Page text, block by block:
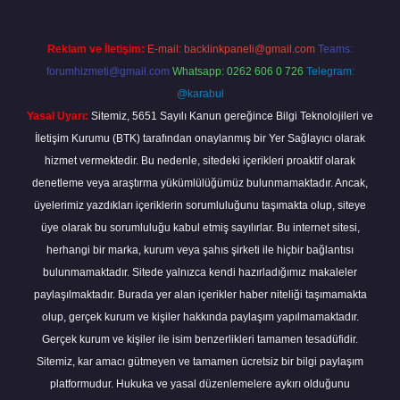
Reklam ve İletişim: E-mail: backlinkpaneli@gmail.com Teams:
forumhizmeti@gmail.com Whatsapp: 0262 606 0 726 Telegram:
@karabul
Yasal Uyarı: Sitemiz, 5651 Sayılı Kanun gereğince Bilgi Teknolojileri ve
İletişim Kurumu (BTK) tarafından onaylanmış bir Yer Sağlayıcı olarak
hizmet vermektedir. Bu nedenle, sitedeki içerikleri proaktif olarak
denetleme veya araştırma yükümlülüğümüz bulunmamaktadır. Ancak,
üyelerimiz yazdıkları içeriklerin sorumluluğunu taşımakta olup, siteye
üye olarak bu sorumluluğu kabul etmiş sayılırlar. Bu internet sitesi,
herhangi bir marka, kurum veya şahıs şirketi ile hiçbir bağlantısı
bulunmamaktadır. Sitede yalnızca kendi hazırladığımız makaleler
paylaşılmaktadır. Burada yer alan içerikler haber niteliği taşımamakta
olup, gerçek kurum ve kişiler hakkında paylaşım yapılmamaktadır.
Gerçek kurum ve kişiler ile isim benzerlikleri tamamen tesadüfidir.
Sitemiz, kar amacı gütmeyen ve tamamen ücretsiz bir bilgi paylaşım
platformudur. Hukuka ve yasal düzenlemelere aykırı olduğunu